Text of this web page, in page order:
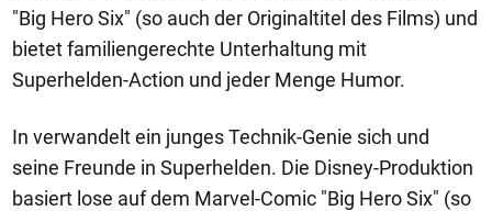
"Big Hero Six" (so auch der Originaltitel des Films) und
bietet familiengerechte Unterhaltung mit
Superhelden-Action und jeder Menge Humor.
In verwandelt ein junges Technik-Genie sich und
seine Freunde in Superhelden. Die Disney-Produktion
basiert lose auf dem Marvel-Comic "Big Hero Six" (so